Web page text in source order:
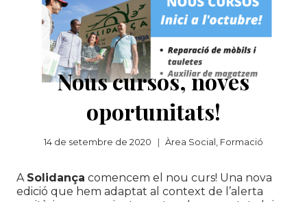
Nous cursos, noves
oportunitats!
14 de setembre de 2020 Àrea Social , Formació
A Solidança comencem el nou curs! Una nova
edició que hem adaptat al context de l’alerta